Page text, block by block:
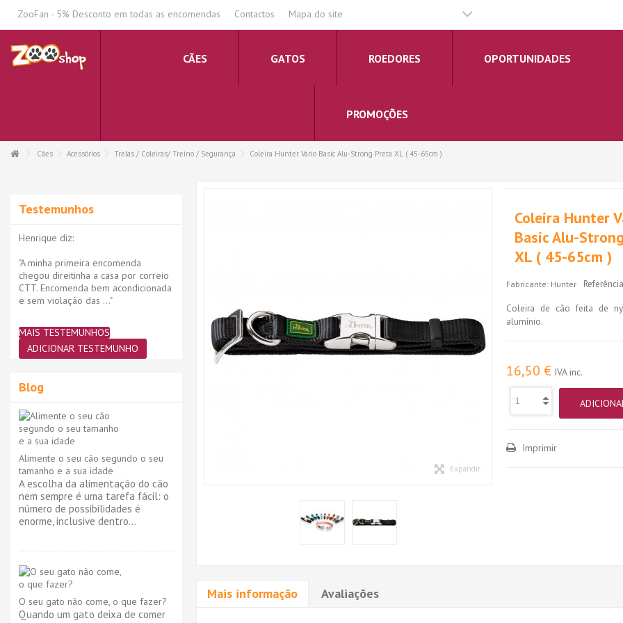
ZooFan - 5% Desconto em todas as encomendas Contactos Mapa do site
CÃES GATOS ROEDORES OPORTUNIDADES
PROMOÇÕES
Cães Acessórios Trelas / Coleiras/ Treino / Segurança Coleira Hunter Vario Basic Alu-Strong Preta XL ( 45-65cm )
Expandir
Coleira Hunter
Basic Alu-
XL ( 45-65cm )
Fabricante: Hunter
Coleira de cão feita de
alumínio.
16,50 € IVA inc.
Imprimir
Mais informação Avaliações
Testemunhos
Henrique diz:
"A minha primeira encomenda
chegou direitinha a casa por correio
CTT. Encomenda bem acondicionada
e sem violação das ..."
MAIS TESTEMUNHOS
ADICIONAR TESTEMUNHO
Blog
Alimente o seu cão segundo o seu
tamanho e a sua idade
A escolha da alimentação do cão
nem sempre é uma tarefa fácil: o
número de possibilidades é
enorme, inclusive dentro...
O seu gato não come, o que fazer?
Quando um gato deixa de comer